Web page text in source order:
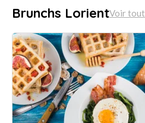
Brunchs LorientVoir tout